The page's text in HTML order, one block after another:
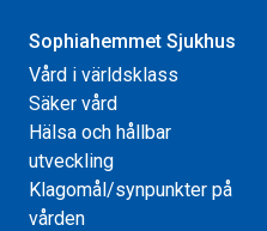
Sophiahemmet Sjukhus
Vård i världsklass
Säker vård
Hälsa och hållbar
utveckling
Klagomål/synpunkter på
vården